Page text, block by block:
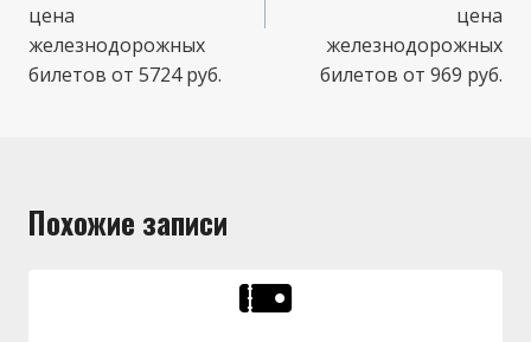
цена
железнодорожных
билетов от 5724 руб.
цена
железнодорожных
билетов от 969 руб.
Похожие записи